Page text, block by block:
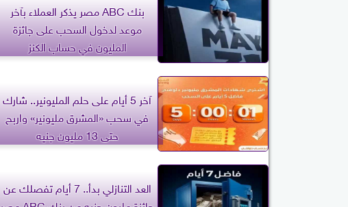
بنك ABC مصر يذكر العملاء بآخر
موعد لدخول السحب على جائزة
المليون في حساب الكنز
آخر 5 أيام على حلم المليونير.. شارك
في سحب «المشرق مليونير» واربح
حتى 13 مليون جنيه
العد التنازلي بدأ.. 7 أيام تفصلك عن